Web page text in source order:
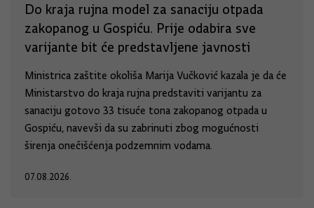
Do kraja rujna model za sanaciju otpada
zakopanog u Gospiću. Prije odabira sve
varijante bit će predstavljene javnosti
Ministrica zaštite okoliša Marija Vučković kazala je da će
Ministarstvo do kraja rujna predstaviti varijantu za
sanaciju gotovo 33 tisuće tona zakopanog otpada u
Gospiću, navevši da su zabrinuti zbog mogućnosti
širenja onečišćenja podzemnim vodama.
07.08.2026.